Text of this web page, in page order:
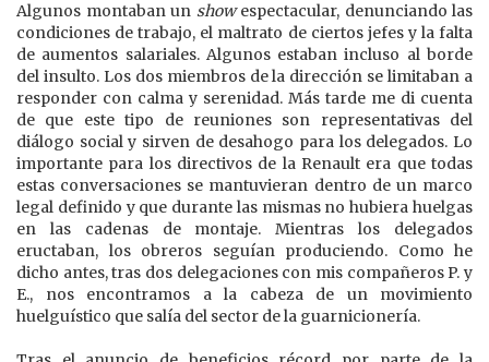
Algunos montaban un showespectacular, denunciando las
condiciones de trabajo, el maltrato de ciertos jefes y la falta
de aumentos salariales. Algunos estaban incluso al borde
del insulto. Los dos miembros de la dirección se limitaban a
responder con calma y serenidad. Más tarde me di cuenta
de que este tipo de reuniones son representativas del
diálogo social y sirven de desahogo para los delegados. Lo
importante para los directivos de la Renault era que todas
estas conversaciones se mantuvieran dentro de un marco
legal definido y que durante las mismas no hubiera huelgas
en las cadenas de montaje. Mientras los delegados
eructaban, los obreros seguían produciendo. Como he
dicho antes, tras dos delegaciones con mis compañeros P. y
E., nos encontramos a la cabeza de un movimiento
huelguístico que salía del sector de la guarnicionería.